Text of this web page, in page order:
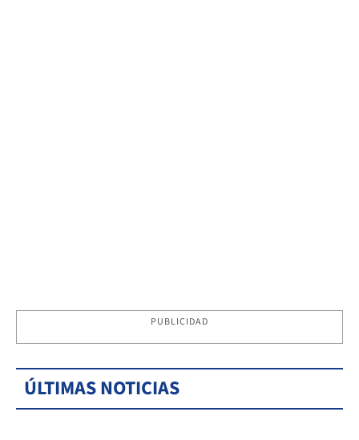
PUBLICIDAD
ÚLTIMAS NOTICIAS